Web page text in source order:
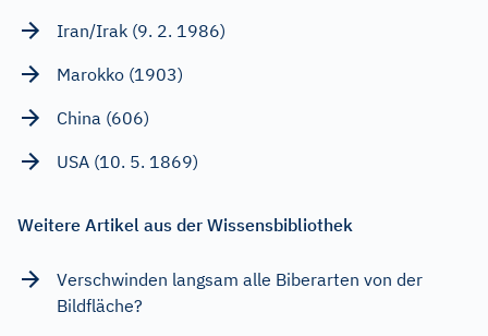
Iran/Irak (9. 2. 1986)
Marokko (1903)
China (606)
USA (10. 5. 1869)
Weitere Artikel aus der Wissensbibliothek
Verschwinden langsam alle Biberarten von der
Bildfläche?